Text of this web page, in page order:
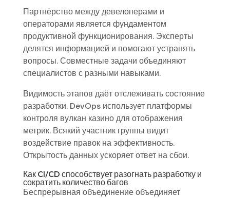
Партнёрство между девелоперами и
операторами является фундаментом
продуктивной функционирования. Эксперты
делятся информацией и помогают устранять
вопросы. Совместные задачи объединяют
специалистов с разными навыками.
Видимость этапов даёт отслеживать состояние
разработки. DevOps использует платформы
контроля вулкан казино для отображения
метрик. Всякий участник группы видит
воздействие правок на эффективность.
Открытость данных ускоряет ответ на сбои.
Как CI/CD способствует разогнать разработку и
сократить количество багов
Беспрерывная объединение объединяет